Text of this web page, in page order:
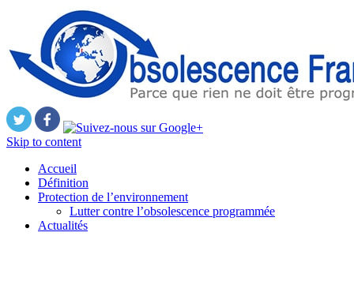
Skip to content
Accueil
Définition
Protection de l’environnement
Lutter contre l’obsolescence programmée
Actualités